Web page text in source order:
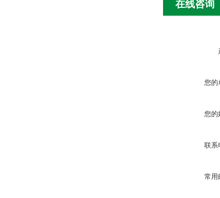
在线咨询
您的
您的
联系
常用